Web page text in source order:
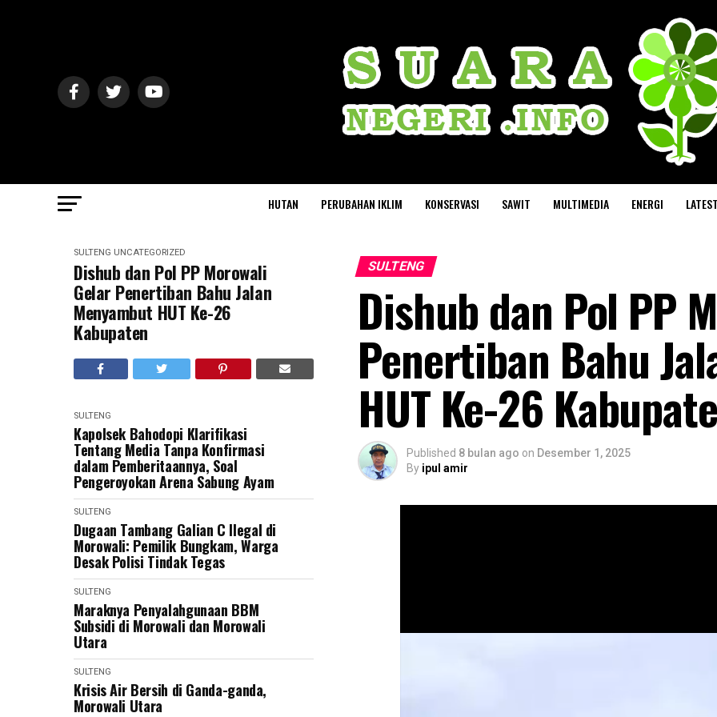
HUTAN PERUBAHAN IKLIM KONSERVASI SAWIT MULTIMEDIA ENERGI
SULTENG UNCATEGORIZED
Dishub dan Pol PP Morowali
Gelar Penertiban Bahu Jalan
Menyambut HUT Ke-26
Kabupaten
SULTENG
Kapolsek Bahodopi Klarifikasi
Tentang Media Tanpa Konfirmasi
dalam Pemberitaannya, Soal
Pengeroyokan Arena Sabung Ayam
SULTENG
Dugaan Tambang Galian C Ilegal di
Morowali: Pemilik Bungkam, Warga
Desak Polisi Tindak Tegas
SULTENG
Maraknya Penyalahgunaan BBM
Subsidi di Morowali dan Morowali
Utara
SULTENG
Krisis Air Bersih di Ganda-ganda,
Morowali Utara
SULTENG
Dishub dan Pol PP
Penertiban Bahu
HUT Ke-26
Published 8 bulan ago on Desember 1, 2025
By ipul amir